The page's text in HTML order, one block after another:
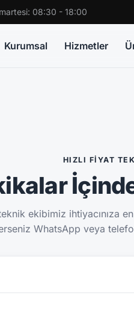
08:30 - 18:00
Kurumsal Hizmetler
HIZLI FIYAT
ekibimiz ihtiyacınıza
WhatsApp veya